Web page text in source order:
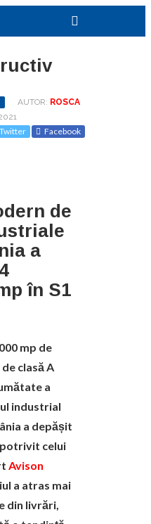
AUTOR: ROSCA
Twitter Facebook
de
a
în S1
mp de
clasă A
a
industrial
a depășit
potrivit celui
Avison
a atras mai
din livrări,